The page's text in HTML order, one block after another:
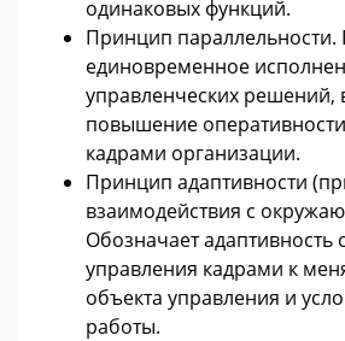
одинаковых функций.
Принцип параллельности.
единовременное
управленческих решений,
повышение
кадрами организации.
Принцип адаптивности
взаимодействия с
Обозначает адаптивность
управления кадрами к
объекта управления и
работы.